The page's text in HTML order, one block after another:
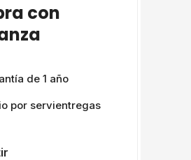
con
de 1 año
por servientregas